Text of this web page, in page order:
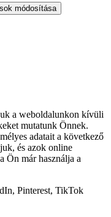
módosítása
a weboldalunkon kívüli
mutatunk Önnek.
adatait a következő
és azok online
Ön már használja a
Pinterest, TikTok